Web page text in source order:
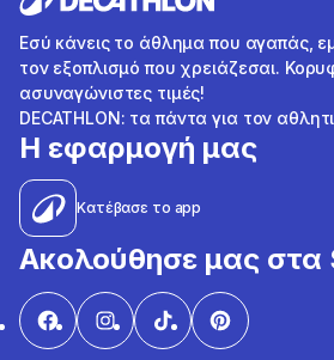
Εσύ κάνεις το άθλημα που αγαπάς,
τον εξοπλισμό που χρειάζεσαι.
ασυναγώνιστες τιμές!
DECATHLON: τα πάντα για τον
Η εφαρμογή μας
Κατέβασε το app
Ακολούθησε μας στα